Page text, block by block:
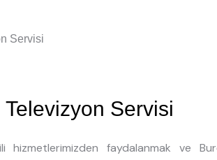
Servisi
hizmetlerimizden faydalanmak ve